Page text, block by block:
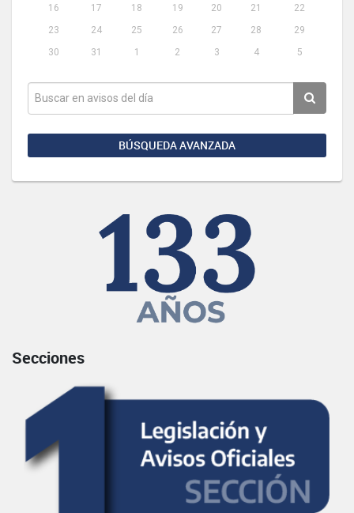
16
17 18 19 20 21
22
23
24 25 26 27 28
29
30
31 1 2 3 4 5
BÚSQUEDA AVANZADA
Secciones